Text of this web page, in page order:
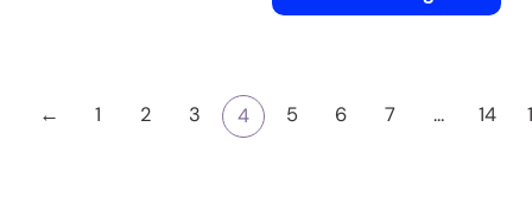
← 1 2 3 4 5 6 7 … 14